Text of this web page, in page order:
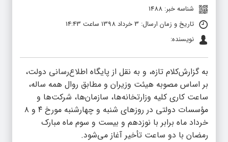
شناسه خبر: 1488
تاریخ و زمان ارسال: 3 خرداد 1398 ساعت 14:43
نویسنده:
به گزارش‌کلام تازه، و به‌ نقل از پایگاه اطلاع‌رسانی دولت،
بر اساس مصوبه هیئت وزیران و مطابق روال همه ساله،
ساعت کاری کلیه وزارتخانه‌ها، سازمان‌ها، شرکت‌ها و
مؤسسات دولتی در روز‌های شنبه و چهارشنبه مورخ ۴ و ۸
خرداد ماه برابر با نوزدهم و بیست و سوم ماه مبارک
رمضان با دو ساعت تأخیر آغاز می‌شود.